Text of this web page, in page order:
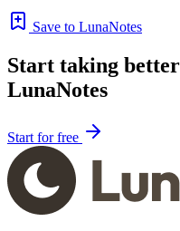
Save to LunaNotes
Start taking
LunaNotes
Start for free